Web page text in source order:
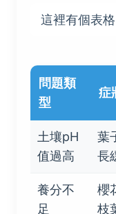
這裡有個表
問題類
型
症
土壤pH
值過高
葉
長
養分不
足
櫻
枝